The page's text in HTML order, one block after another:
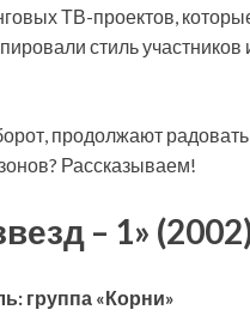
ТВ-проектов,
стиль участников
продолжают
Рассказываем!
– 1»
группа «Корни»